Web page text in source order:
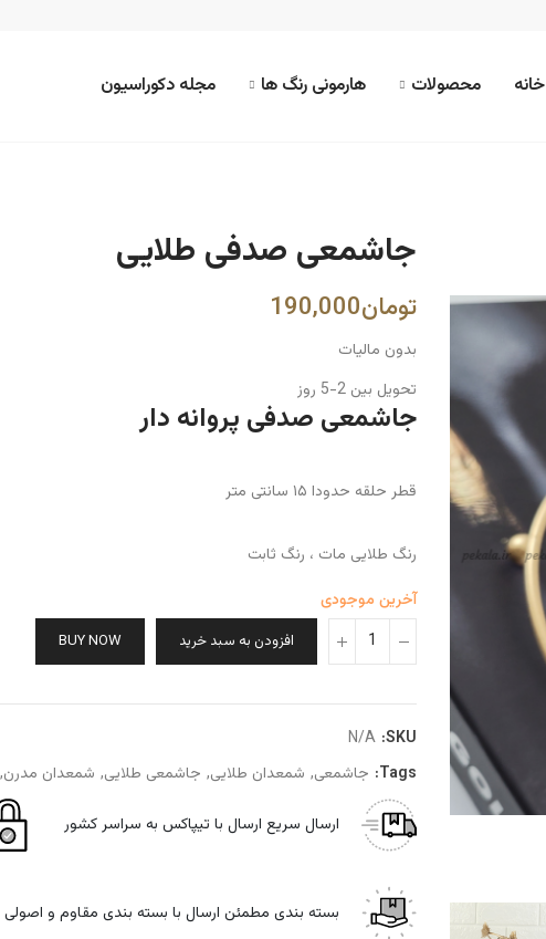
خانه محصولات هارمونی رنگ ها مجله دکوراسیون
جاشمعی صدفی طلایی
بدون مالیات
تحویل بین 2-5 روز
جاشمعی صدفی پروانه دار
قطر حلقه حدودا ۱۵ سانتی متر
رنگ طلایی مات ، رنگ ثابت
آخرین موجودی
افزودن به سبد خرید BUY NOW
SKU:
N/A
Tags: جاشمعی شمعدان طلایی جاشمعی طلایی شمعدان مدرن
ارسال سریع ارسال با تیپاکس به سراسر کشور
بسته بندی مطمئن ارسال با بسته بندی مقاوم و اصولی